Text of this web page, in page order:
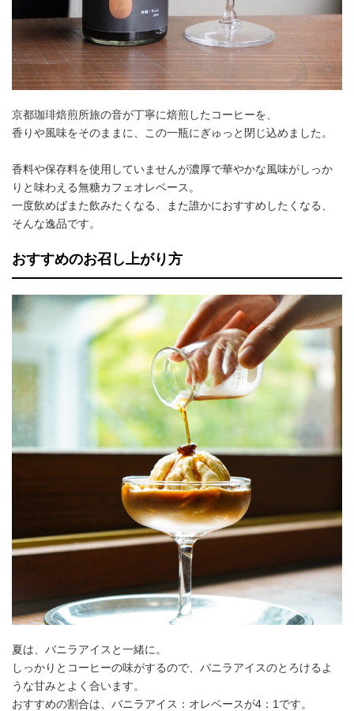
京都珈琲焙煎所旅の音が丁寧に焙煎したコーヒーを、
香りや風味をそのままに、この一瓶にぎゅっと閉じ込めました。
香料や保存料を使用していませんが濃厚で華やかな風味がしっか
りと味わえる無糖カフェオレベース。
一度飲めばまた飲みたくなる、また誰かにおすすめしたくなる、
そんな逸品です。
おすすめのお召し上がり方
夏は、バニラアイスと一緒に。
しっかりとコーヒーの味がするので、バニラアイスのとろけるよ
うな甘みとよく合います。
おすすめの割合は、バニラアイス：オレベースが4：1です。